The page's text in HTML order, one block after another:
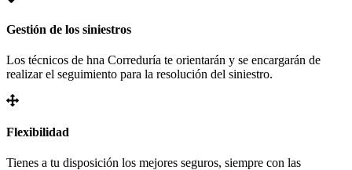
Gestión de los siniestros
Los técnicos de hna Correduría te orientarán y se encargarán de
realizar el seguimiento para la resolución del siniestro.
Flexibilidad
Tienes a tu disposición los mejores seguros, siempre con las